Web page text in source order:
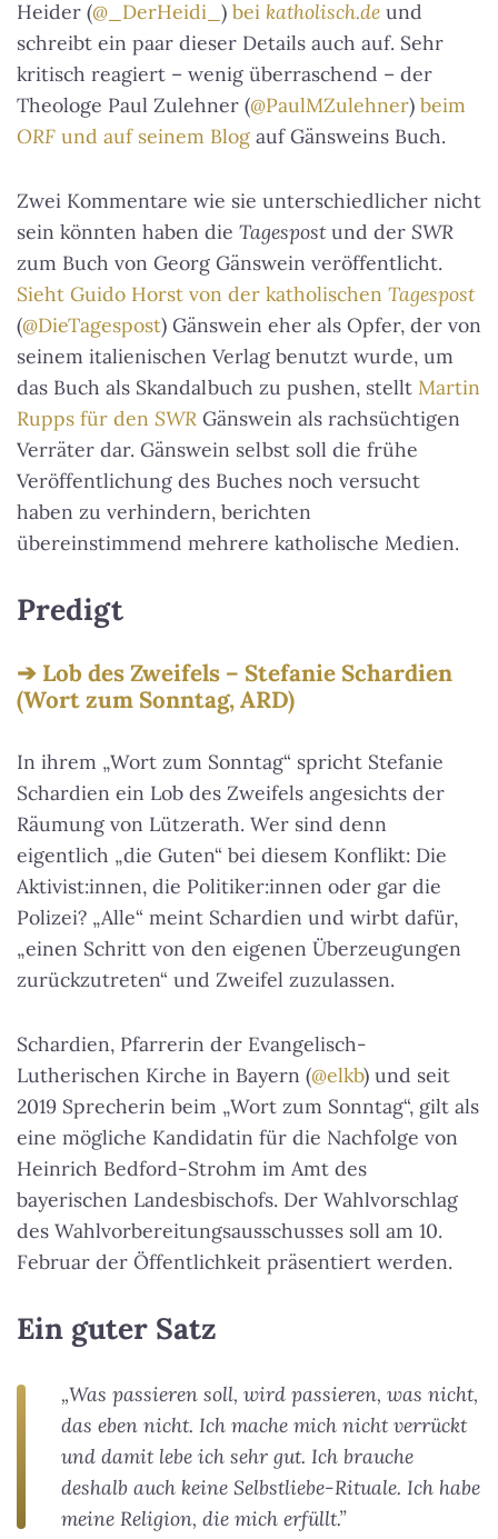
Heider (@_DerHeidi_ ) bei katholisch.de und
schreibt ein paar dieser Details auch auf. Sehr
kritisch reagiert – wenig überraschend – der
Theologe Paul Zulehner (@PaulMZulehner) beim
ORF und auf seinem Blog auf Gänsweins Buch.
Zwei Kommentare wie sie unterschiedlicher nicht
sein könnten haben die Tagespostund der SWR
zum Buch von Georg Gänswein veröffentlicht.
Sieht Guido Horst von der katholischen Tagespost
(@DieTagespost) Gänswein eher als Opfer, der von
seinem italienischen Verlag benutzt wurde, um
das Buch als Skandalbuch zu pushen, stellt Martin
Rupps für den SWR Gänswein als rachsüchtigen
Verräter dar. Gänswein selbst soll die frühe
Veröffentlichung des Buches noch versucht
haben zu verhindern, berichten
übereinstimmend mehrere katholische Medien.
Predigt
Lob des Zweifels – Stefanie Schardien
(Wort zum Sonntag, ARD)
In ihrem „Wort zum Sonntag“ spricht Stefanie
Schardien ein Lob des Zweifels angesichts der
Räumung von Lützerath. Wer sind denn
eigentlich „die Guten“ bei diesem Konflikt: Die
Aktivist:innen, die Politiker:innen oder gar die
Polizei? „Alle“ meint Schardien und wirbt dafür,
„einen Schritt von den eigenen Überzeugungen
zurückzutreten“ und Zweifel zuzulassen.
Schardien, Pfarrerin der Evangelisch-
Lutherischen Kirche in Bayern (@elkb) und seit
2019 Sprecherin beim „Wort zum Sonntag“, gilt als
eine mögliche Kandidatin für die Nachfolge von
Heinrich Bedford-Strohm im Amt des
bayerischen Landesbischofs. Der Wahlvorschlag
des Wahlvorbereitungsausschusses soll am 10.
Februar der Öffentlichkeit präsentiert werden.
Ein guter Satz
„Was passieren soll, wird passieren, was nicht,
das eben nicht. Ich mache mich nicht verrückt
und damit lebe ich sehr gut. Ich brauche
deshalb auch keine Selbstliebe-Rituale. Ich habe
meine Religion, die mich erfüllt.”